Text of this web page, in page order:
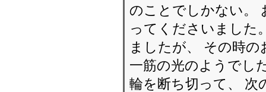
のことでしかない。
ってくださいました
ましたが、 その時
一筋の光のようでし
輪を断ち切って、 次